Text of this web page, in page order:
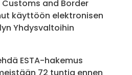
and Border
käyttöön elektronisen
Yhdysvaltoihin
ESTA-hakemus
72 tuntia ennen